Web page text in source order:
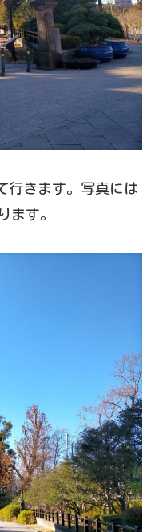
行きます。写真には
ます。